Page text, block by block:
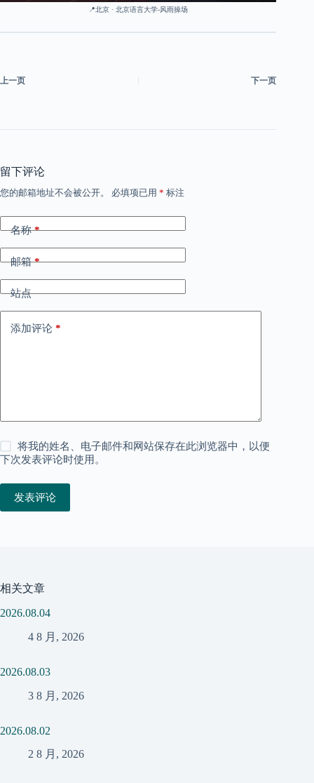
📍北京 · 北京语言大学-风雨操场
上一页 下一页
留下评论
您的邮箱地址不会被公开。 必填项已用 * 标注
名称*
邮箱*
站点
添加评论 *
将我的姓名、电子邮件和网站保存在此浏览器中，以便
下次发表评论时使用。
发表评论
相关文章
2026.08.04
4 8 月, 2026
2026.08.03
3 8 月, 2026
2026.08.02
2 8 月, 2026